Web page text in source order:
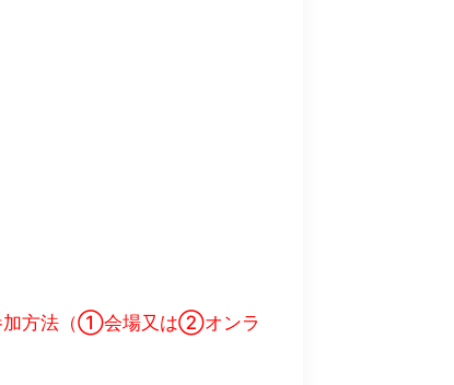
加方法（➀会場又は②オンラ